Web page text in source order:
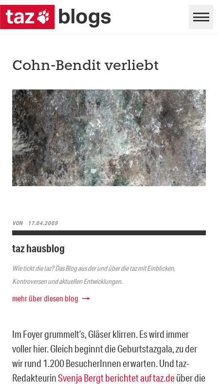
Cohn-Bendit verliebt
VON 17.04.2009
taz hausblog
Wie tickt die taz? Das Blog aus der und über die taz mit Einblicken,
Kontroversen und aktuellen Entwicklungen.
mehr über diesen blog
Im Foyer grummelt’s, Gläser klirren. Es wird immer
voller hier. Gleich beginnt die Geburtstazgala, zu der
wir rund 1.200 BesucherInnen erwarten. Und taz-
RedakteurinSvenja Bergt berichtet auf taz.deüber die